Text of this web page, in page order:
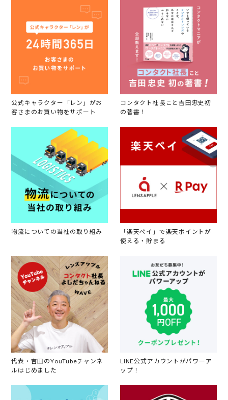
公式キャラクター「レン」がお
客さまのお買い物をサポート
コンタクト社長こと吉田忠史初
の著書！
物流についての当社の取り組み
「楽天ペイ」で楽天ポイントが
使える・貯まる
代表・吉田のYouTubeチャンネ
ルはじめました
LINE公式アカウントがパワーア
ップ！